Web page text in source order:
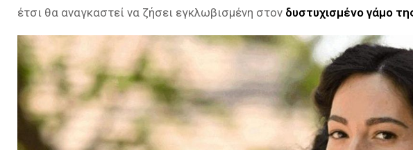
έτσι θα αναγκαστεί να ζήσει εγκλωβισμένη στον δυστυχισμένο γάμο